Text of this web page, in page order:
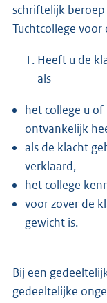
schriftelijk
Tuchtcollege voor
Heeft u de
als
het college u
ontvankelijk
als de klacht
verklaard,
het college
voor zover de
gewicht is.
Bij een
gedeeltelijke